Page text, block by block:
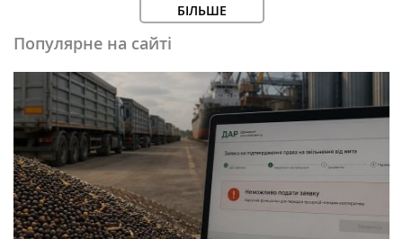
БІЛЬШЕ
Популярне на сайті